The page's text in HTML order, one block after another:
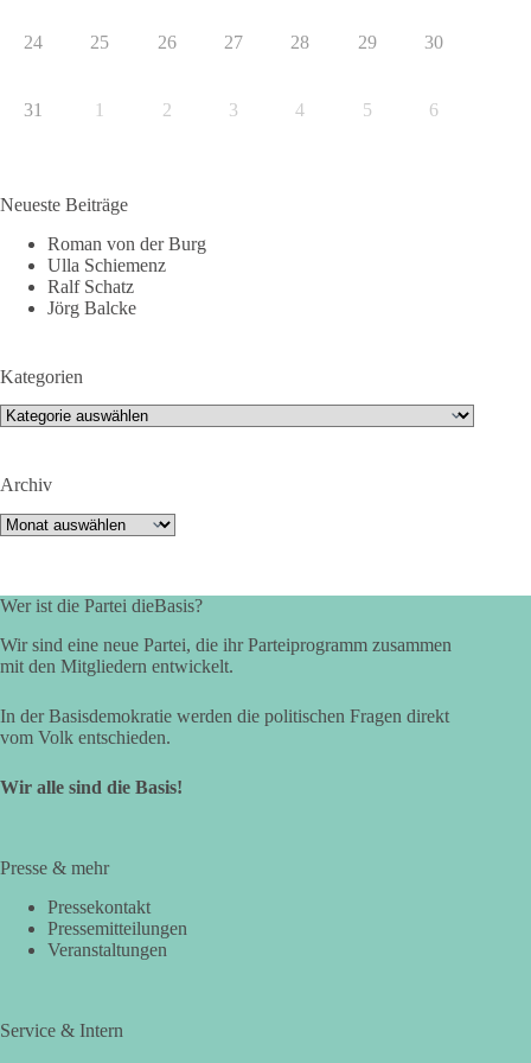
24 25 26 27 28 29 30
31 1 2 3 4 5 6
Neueste Beiträge
Roman von der Burg
Ulla Schiemenz
Ralf Schatz
Jörg Balcke
Kategorien
Kategorien
Archiv
Archiv
Wer ist die Partei dieBasis?
Wir sind eine neue Partei, die ihr Parteiprogramm zusammen
mit den Mitgliedern entwickelt.
In der Basisdemokratie werden die politischen Fragen direkt
vom Volk entschieden.
Wir alle sind die Basis!
Presse & mehr
Pressekontakt
Pressemitteilungen
Veranstaltungen
Service & Intern